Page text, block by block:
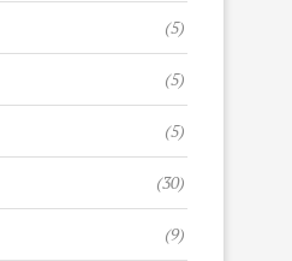
(5)
(5)
(5)
(30)
(9)